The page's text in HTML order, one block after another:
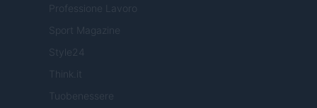
Professione Lavoro
Sport Magazine
Style24
Think.it
Tuobenessere